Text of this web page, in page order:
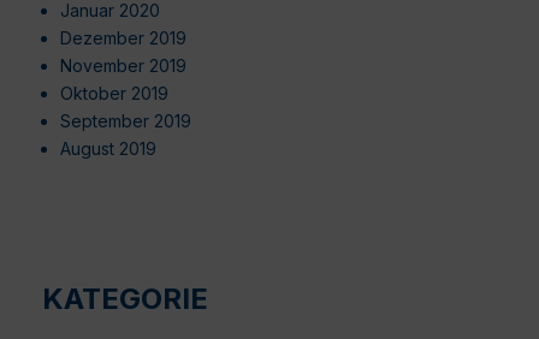
Januar 2020
Dezember 2019
November 2019
Oktober 2019
September 2019
August 2019
KATEGORIE